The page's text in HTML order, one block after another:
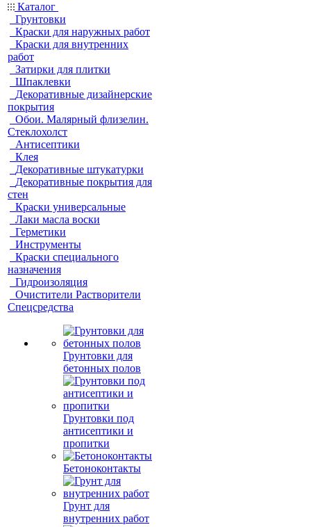
Каталог
Грунтовки
Краски для наружных работ
Краски для внутренних
работ
Затирки для плитки
Шпаклевки
Декоративные дизайнерские
покрытия
Обои. Малярный флизелин.
Стеклохолст
Антисептики
Клея
Декоративные штукатурки
Декоративные покрытия для
стен
Краски универсальные
Лаки масла воски
Герметики
Инструменты
Краски специального
назначения
Гидроизоляция
Очистители Растворители
Спецсредства
Грунтовки для
бетонных полов
Грунтовки под
антисептики и
пропитки
Бетоноконтакты
Грунт для
внутренних работ